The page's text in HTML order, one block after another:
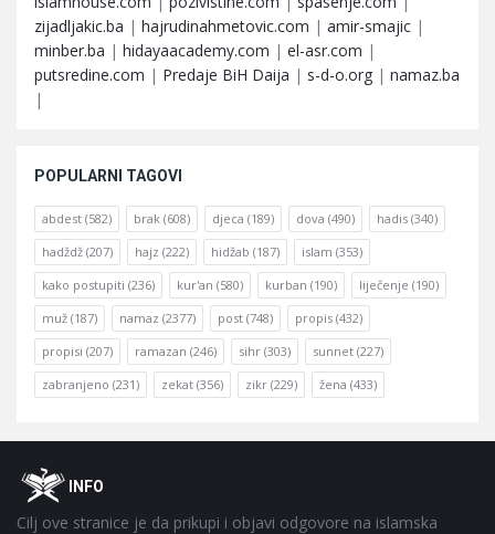
zijadljakic.ba | hajrudinahmetovic.com | amir-smajic |
minber.ba | hidayaacademy.com | el-asr.com |
putsredine.com | Predaje BiH Daija | s-d-o.org | namaz.ba
|
POPULARNI TAGOVI
abdest (582) brak (608) djeca (189) dova (490) hadis (340)
hadždž (207) hajz (222) hidžab (187) islam (353)
kako postupiti (236) kur'an (580) kurban (190) liječenje (190)
muž (187) namaz (2377) post (748) propis (432)
propisi (207) ramazan (246) sihr (303) sunnet (227)
zabranjeno (231) zekat (356) zikr (229) žena (433)
FooterOINFO
Cilj ove stranice je da prikupi i objavi odgovore na islamska